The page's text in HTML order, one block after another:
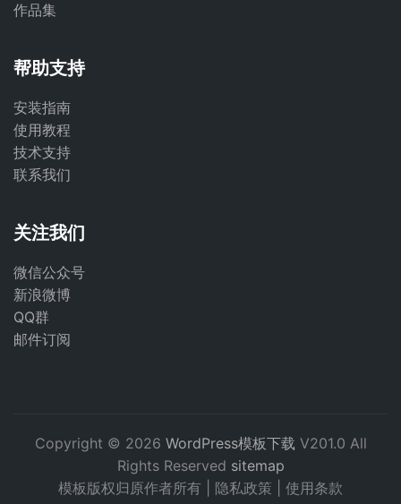
作品集
帮助支持
安装指南
使用教程
技术支持
联系我们
关注我们
微信公众号
新浪微博
QQ群
邮件订阅
Copyright © 2026 WordPress模板下载 V201.0 All
Rights Reserved sitemap
模板版权归原作者所有 | 隐私政策 使用条款